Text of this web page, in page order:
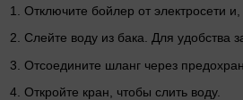
Отключите бойлер от электросети
Слейте воду из бака. Для удобства
Отсоедините шланг через
Откройте кран, чтобы слить воду.